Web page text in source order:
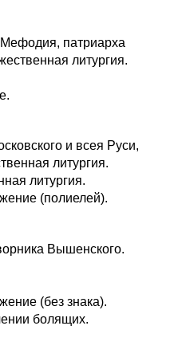
патриарха
литургия.
и всея Руси,
литургия.
литургия.
(полиелей).
Вышенского.
(без знака).
болящих.